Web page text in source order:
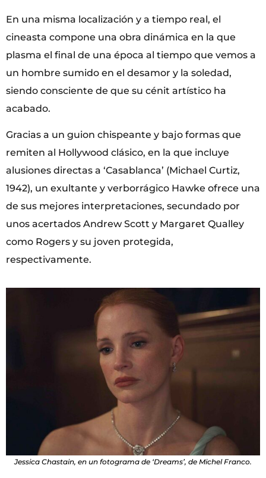
En una misma localización y a tiempo real, el
cineasta compone una obra dinámica en la que
plasma el final de una época al tiempo que vemos a
un hombre sumido en el desamor y la soledad,
siendo consciente de que su cénit artístico ha
acabado.
Gracias a un guion chispeante y bajo formas que
remiten al Hollywood clásico, en la que incluye
alusiones directas a ‘Casablanca’ (Michael Curtiz,
1942), un exultante y verborrágico Hawke ofrece una
de sus mejores interpretaciones, secundado por
unos acertados Andrew Scott y Margaret Qualley
como Rogers y su joven protegida,
respectivamente.
Jessica Chastain, en un fotograma de ‘Dreams’, de Michel Franco.